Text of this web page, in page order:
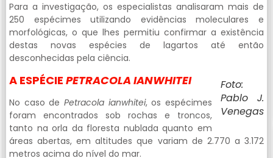
Para a investigação, os especialistas analisaram mais de
250 espécimes utilizando evidências moleculares e
morfológicas, o que lhes permitiu confirmar a existência
destas novas espécies de lagartos até então
desconhecidas pela ciência.
Foto:
Pablo J.
Venegas
A ESPÉCIE PETRACOLA IANWHITEI
No caso de Petracola ianwhitei, os espécimes
foram encontrados sob rochas e troncos,
tanto na orla da floresta nublada quanto em
áreas abertas, em altitudes que variam de 2.770 a 3.172
metros acima do nível do mar.